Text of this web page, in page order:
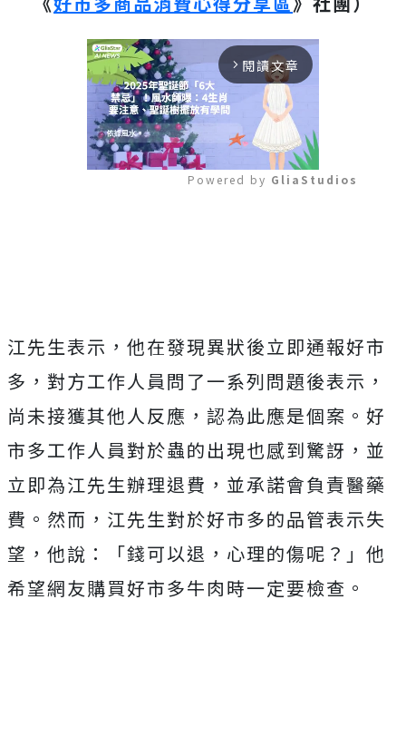
arrow_forward_ios 閱讀文章
Powered by GliaStudios
江先生表示，他在發現異狀後立即通報好市
多，對方工作人員問了一系列問題後表示，
尚未接獲其他人反應，認為此應是個案。好
市多工作人員對於蟲的出現也感到驚訝，並
立即為江先生辦理退費，並承諾會負責醫藥
費。然而，江先生對於好市多的品管表示失
望，他說：「錢可以退，心理的傷呢？」他
希望網友購買好市多牛肉時一定要檢查。